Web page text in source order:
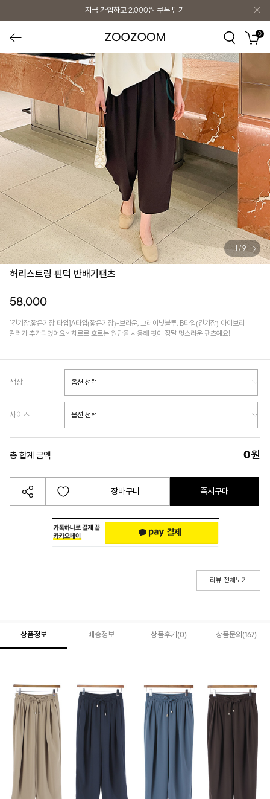
지금 가입하고 2,000원 쿠폰 받기
0
1 /9
허리스트링 핀턱 반배기팬츠
58,000
[긴기장,짧은기장 타입]A타입(짧은기장)-브라운, 그레이빛블루, B타입(긴기장) 아이보리
컬러가 추가되었어요~ 차르르 흐르는 원단을 사용해 핏이 정말 멋스러운 팬츠예요!
색상
사이즈
총 합계 금액 0원
장바구니 즉시구매
리뷰 전체보기
상품정보 배송정보 상품후기(0) 상품문의 (167)